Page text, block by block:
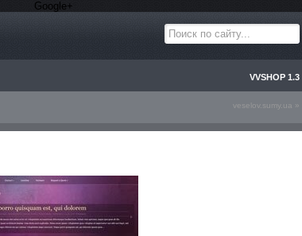
Google+
VVSHOP 1.3
veselov.sumy.ua »